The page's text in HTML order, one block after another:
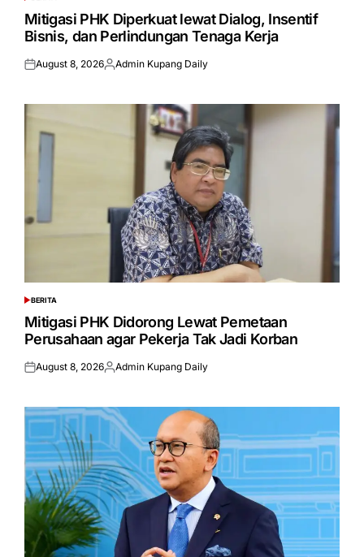
INMitigasi PHK Diperkuat lewat Dialog, Insentif
Bisnis, dan Perlindungan Tenaga Kerja
Posted
August 8, 2026Posted
Admin Kupang Daily
POSTED
IN
BERITA
Mitigasi PHK Didorong Lewat Pemetaan
Perusahaan agar Pekerja Tak Jadi Korban
Posted
August 8, 2026Posted
Admin Kupang Daily